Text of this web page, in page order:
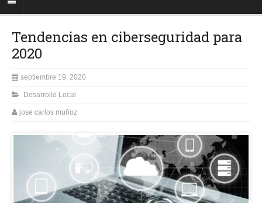
Tendencias en ciberseguridad para
2020
septiembre 19, 2020
Desarrollo Local
jose carlos muñoz